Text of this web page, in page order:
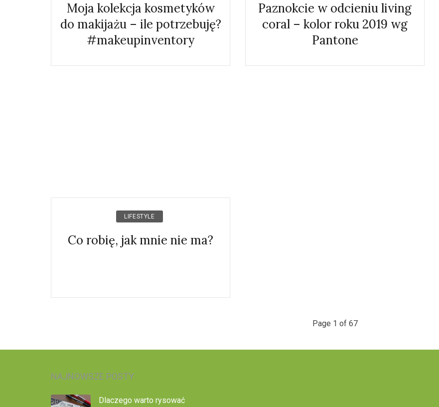
Moja kolekcja kosmetyków
do makijażu – ile potrzebuję?
#makeupinventory
Paznokcie w odcieniu living
coral – kolor roku 2019 wg
Pantone
LIFESTYLE
Co robię, jak mnie nie ma?
Page 1 of 67
NAJNOWSZE POSTY
Dlaczego warto rysować